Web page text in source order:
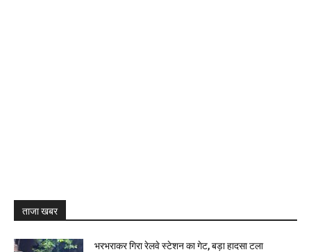
ताजा खबर
भरभराकर गिरा रेलवे स्टेशन का गेट, बड़ा हादसा टला